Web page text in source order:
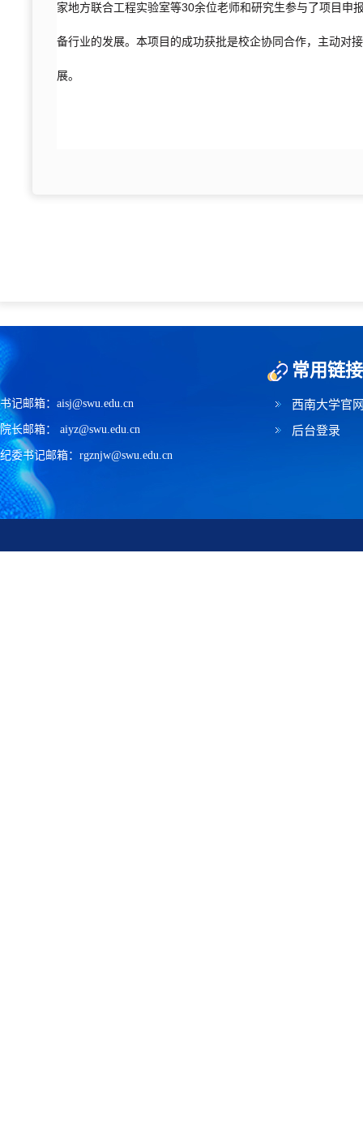
家地方联合工程实验室等30余位老师和研究生参与了项目申
备行业的发展。本项目的成功获批是校企协同合作，主动对
展。
书记邮箱：aisj@swu.edu.cn
院长邮箱： aiyz@swu.edu.cn
纪委书记邮箱：rgznjw@swu.edu.cn
常用链接
西南大学官
后台登录